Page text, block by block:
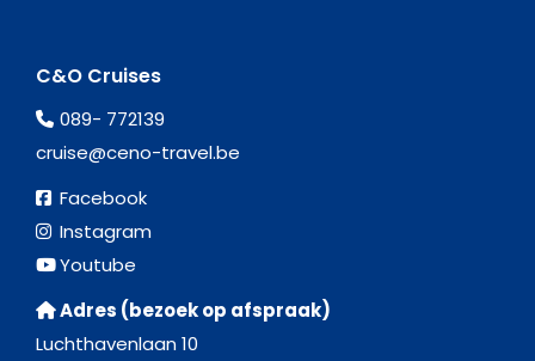
C&O Cruises
089- 772139
cruise@ceno-travel.be
Facebook
Instagram
Youtube
Adres (bezoek op afspraak)
Luchthavenlaan 10